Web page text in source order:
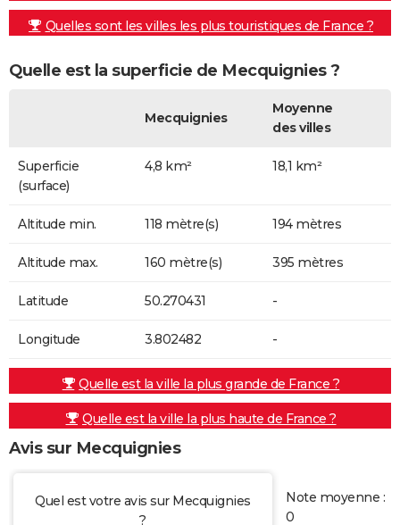
Quelles sont les villes les plus touristiques de France ?
Quelle est la superficie de Mecquignies ?
Mecquignies
Moyenne
des villes
Superficie
(surface)
4,8 km² 18,1 km²
Altitude min. 118 mètre(s) 194 mètres
Altitude max. 160 mètre(s) 395 mètres
Latitude 50.270431 -
Longitude 3.802482 -
Quelle est la ville la plus grande de France ?
Quelle est la ville la plus haute de France ?
Avis sur Mecquignies
Quel est votre avis sur Mecquignies
?
Note moyenne :
0